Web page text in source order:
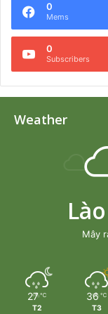
0
Mems
0
Subscribers
Weather
Mây
27 ℃
T2
36 ℃
T3